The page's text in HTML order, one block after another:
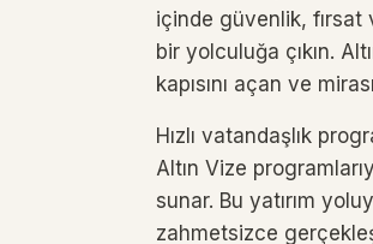
içinde güvenlik,
bir yolculuğa çıkın.
kapısını açan ve
Hızlı vatandaşlık
Altın Vize
sunar. Bu yatırım
zahmetsizce